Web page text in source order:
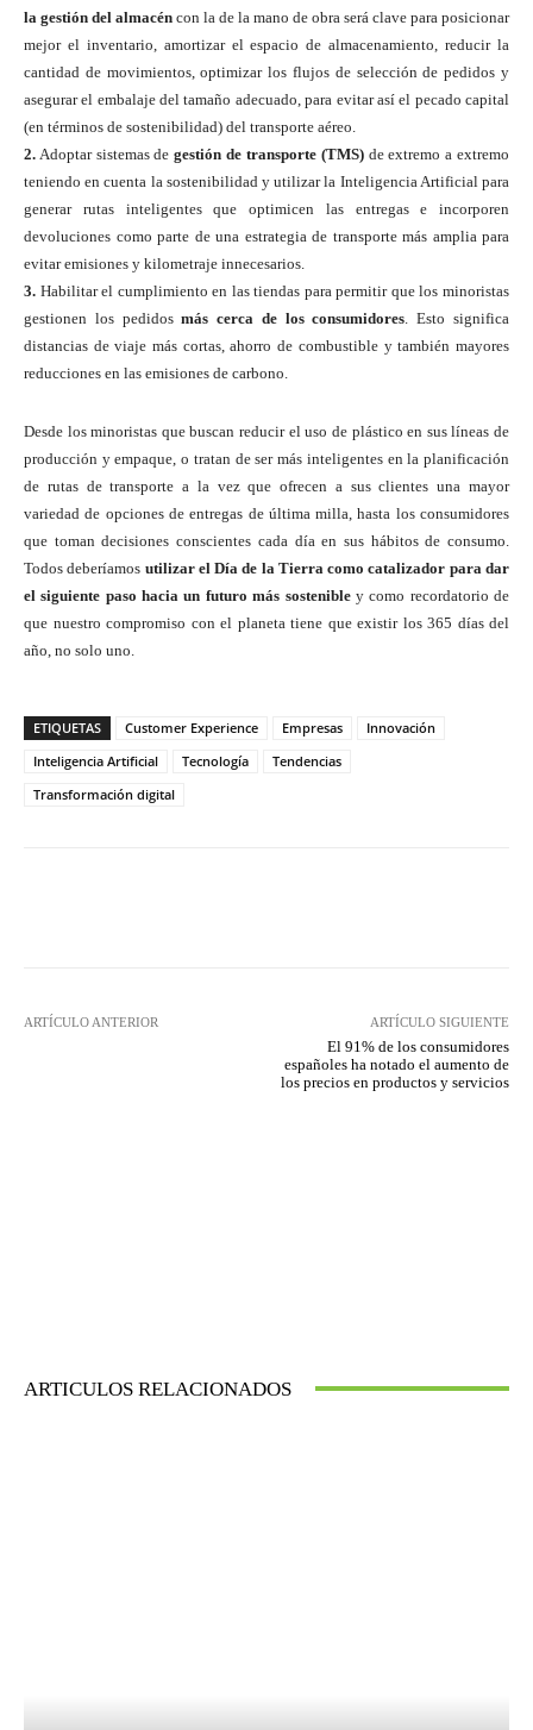
la gestión del almacén con la de la mano de obra será clave para posicionar
mejor el inventario, amortizar el espacio de almacenamiento, reducir la
cantidad de movimientos, optimizar los flujos de selección de pedidos y
asegurar el embalaje del tamaño adecuado, para evitar así el pecado capital
(en términos de sostenibilidad) del transporte aéreo.
2. Adoptar sistemas degestión de transporte (TMS)de extremo a extremo
teniendo en cuenta la sostenibilidad y utilizar la Inteligencia Artificial para
generar rutas inteligentes que optimicen las entregas e incorporen
devoluciones como parte de una estrategia de transporte más amplia para
evitar emisiones y kilometraje innecesarios.
3. Habilitar el cumplimiento en las tiendas para permitir que los minoristas
gestionen los pedidosmás cerca de los consumidores . Esto significa
distancias de viaje más cortas, ahorro de combustible y también mayores
reducciones en las emisiones de carbono.
Desde los minoristas que buscan reducir el uso de plástico en sus líneas de
producción y empaque, o tratan de ser más inteligentes en la planificación
de rutas de transporte a la vez que ofrecen a sus clientes una mayor
variedad de opciones de entregas de última milla, hasta los consumidores
que toman decisiones conscientes cada día en sus hábitos de consumo.
Todos deberíamos utilizar el Día de la Tierra como catalizador para dar
el siguiente paso hacia un futuro más sostenibley como recordatorio de
que nuestro compromiso con el planeta tiene que existir los 365 días del
año, no solo uno.
ETIQUETAS Customer Experience Empresas
Innovación
Inteligencia Artificial
Tecnología
Tendencias
Transformación digital
ARTÍCULO ANTERIOR ARTÍCULO SIGUIENTE
El 91% de los consumidores
españoles ha notado el aumento de
los precios en productos y servicios
ARTICULOS RELACIONADOS